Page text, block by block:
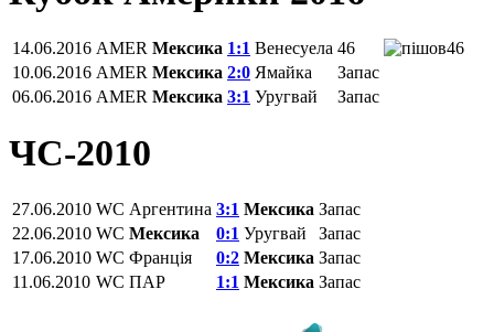
14.06.2016 AMER Мексика 1:1 Венесуела 46
46
10.06.2016 AMER Мексика 2:0 Ямайка
Запас
06.06.2016 AMER Мексика 3:1 Уругвай Запас
ЧС-2010
27.06.2010 WC Аргентина 3:1 Мексика Запас
22.06.2010 WC Мексика 0:1 Уругвай
Запас
17.06.2010 WC Франція 0:2 Мексика Запас
11.06.2010 WC ПАР 1:1 Мексика Запас